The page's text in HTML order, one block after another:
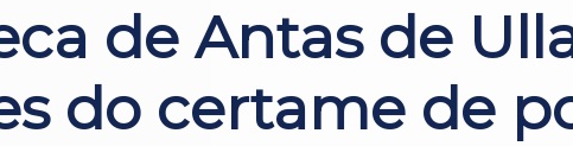
de Antas de
do certame de